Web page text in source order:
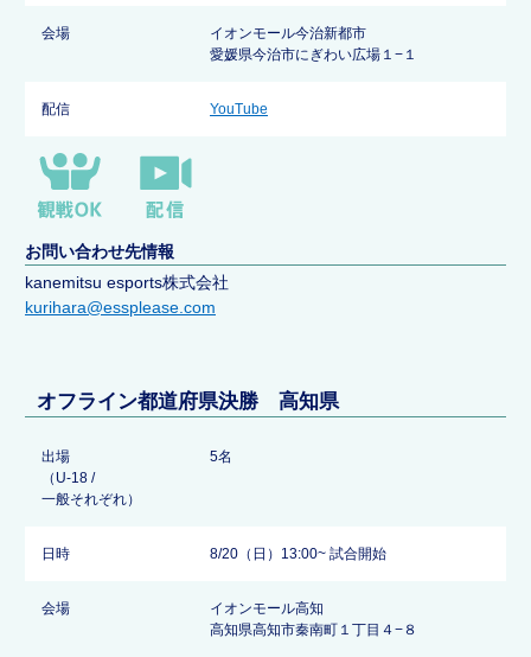
会場
イオンモール今治新都市
愛媛県今治市にぎわい広場１−１
配信 YouTube
お問い合わせ先情報
kanemitsu esports株式会社
kurihara@essplease.com
オフライン都道府県決勝 高知県
出場
（U-18 /
一般それぞれ）
5名
日時 8/20（日）13:00~ 試合開始
会場
イオンモール高知
高知県高知市秦南町１丁目４−８